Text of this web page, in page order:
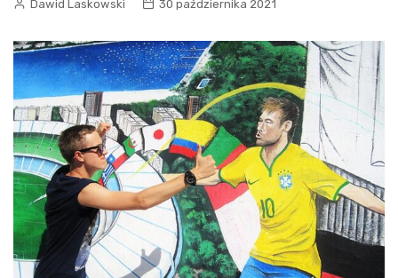
Dawid Laskowski 30 października 2021